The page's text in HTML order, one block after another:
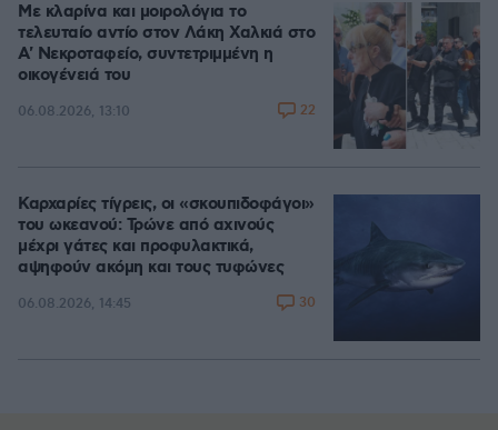
Με κλαρίνα και μοιρολόγια το
τελευταίο αντίο στον Λάκη Χαλκιά στο
A' Νεκροταφείο, συντετριμμένη η
οικογένειά του
06.08.2026, 13:10 22
Καρχαρίες τίγρεις, οι «σκουπιδοφάγοι»
του ωκεανού: Τρώνε από αχινούς
μέχρι γάτες και προφυλακτικά,
αψηφούν ακόμη και τους τυφώνες
06.08.2026, 14:45 30